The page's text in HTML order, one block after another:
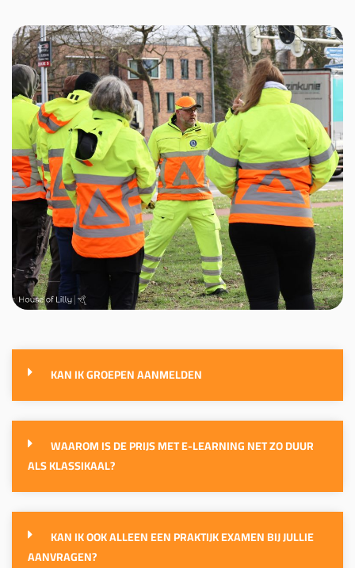
KAN IK GROEPEN AANMELDEN
WAAROM IS DE PRIJS MET E-LEARNING NET ZO DUUR
ALS KLASSIKAAL?
KAN IK OOK ALLEEN EEN PRAKTIJK EXAMEN BIJ JULLIE
AANVRAGEN?